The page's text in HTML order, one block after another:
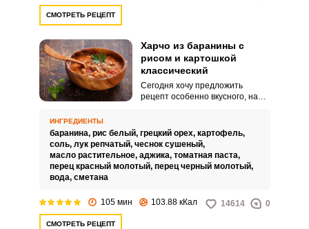
СМОТРЕТЬ РЕЦЕПТ
Харчо из баранины с
рисом и картошкой
классический
Сегодня хочу предложить
рецепт особенно вкусного, на
классический. Консистенция
блюда получается густой и
нежной.
ИНГРЕДИЕНТЫ
баранина, рис белый, грецкий орех, картофель,
соль, лук репчатый, чеснок сушеный,
масло растительное, аджика, томатная паста,
перец красный молотый, перец черный молотый,
вода, сметана
105 мин 103.88 кКал 14614 0
СМОТРЕТЬ РЕЦЕПТ